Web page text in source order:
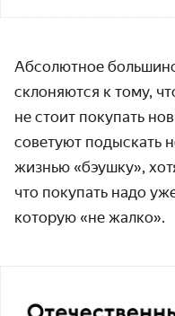
Абсолютное
склоняются к тому,
не стоит покупать
советуют подыскать
жизнью «бэушку»,
что покупать надо
которую «не жалко».